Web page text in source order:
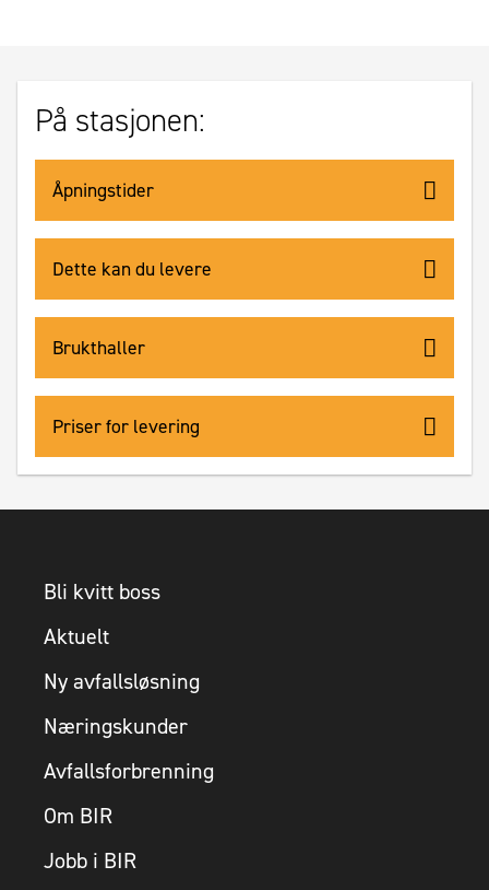
På stasjonen:
Åpningstider
Dette kan du levere
Brukthaller
Priser for levering
Bli kvitt boss
Aktuelt
Ny avfallsløsning
Næringskunder
Avfallsforbrenning
Om BIR
Jobb i BIR